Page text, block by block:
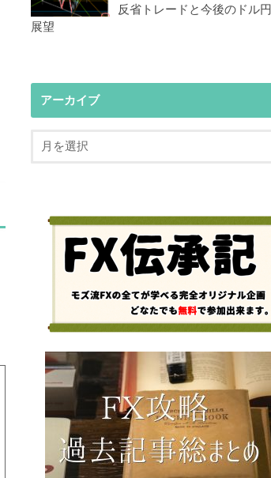
反省トレードと今後のドル円
展望
アーカイブ